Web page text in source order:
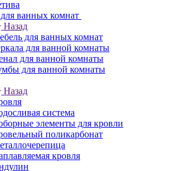
ванных комнат
Назад
для ванных комнат
для ванной комнаты
для ванной комнаты
для ванной комнаты
Назад
система
элементы для кровли
поликарбонат
кровля